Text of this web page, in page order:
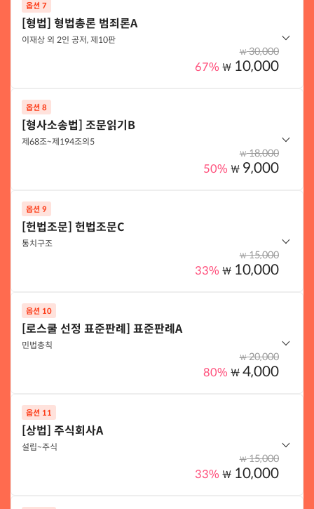
옵션 구성
부동산등기법 조문읽기B 제22조~제33조
옵션 선택하기
옵션 7
[형법] 형법총론 범죄론A
이재상 외 2인 공저, 제10판
₩30,000
67% ₩10,000
옵션 구성
형법총론(이재상 외 2인 공저, 제10판) 범죄론A
옵션 선택하기
옵션 8
[형사소송법] 조문읽기B
제68조~제194조의5
₩18,000
50% ₩9,000
옵션 구성
형사소송법 조문읽기 B(제68조~제194조의5)
옵션 선택하기
옵션 9
[헌법조문] 헌법조문C
통치구조
₩15,000
33% ₩10,000
옵션 구성
헌법조문C(통치구조)
옵션 선택하기
옵션 10
[로스쿨 선정 표준판례] 표준판례A
민법총칙
₩20,000
80% ₩4,000
옵션 구성
민법 표준판례 A(민법총칙)
옵션 선택하기
옵션 11
[상법] 주식회사A
설립~주식
₩15,000
33% ₩10,000